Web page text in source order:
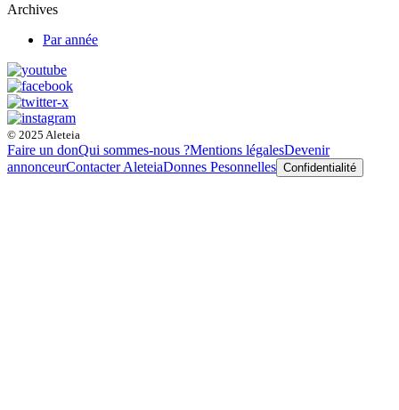
Archives
Par année
© 2025 Aleteia
Faire un donQui sommes-nous ?Mentions légalesDevenir
annonceurContacter AleteiaDonnes Pesonnelles Confidentialité